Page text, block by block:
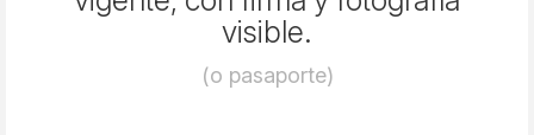
visible.
(o pasaporte)